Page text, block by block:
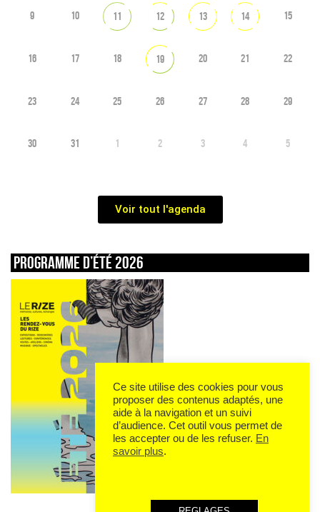
9 10 11 12 13 14 15
16 17 18 19 20 21 22
23 24 25 26 27 28 29
30 31 1 2 3 4 5
Voir tout l'agenda
Programme d’été 2026
Ce site utilise des cookies pour vous
proposer des contenus adaptés, une
aide à la navigation et un suivi
d’audience. Cet outil vous permet de
les accepter ou de les refuser. En
savoir plus.